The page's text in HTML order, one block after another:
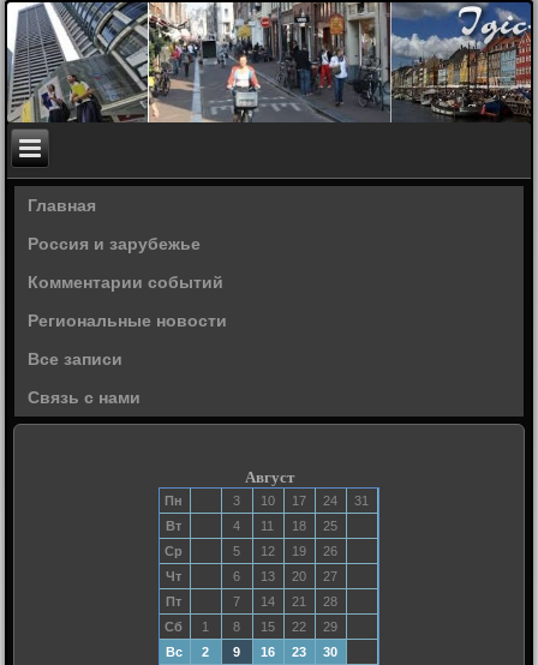
Главная
Россия и зарубежье
Комментарии событий
Региональные новости
Все записи
Связь с нами
Август
Пн 3 10 17 24
31
Вт
4 11 18
25
Ср
5 12 19
26
Чт
6 13 20
27
Пт
7 14 21
28
Сб
1 8 15 22
29
Вс
2 9 16 23 30